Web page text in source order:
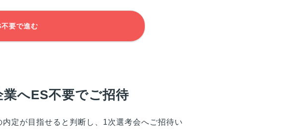
要で進む
へES不要でご招待
定が目指せると判断し、1次選考会へご招待い